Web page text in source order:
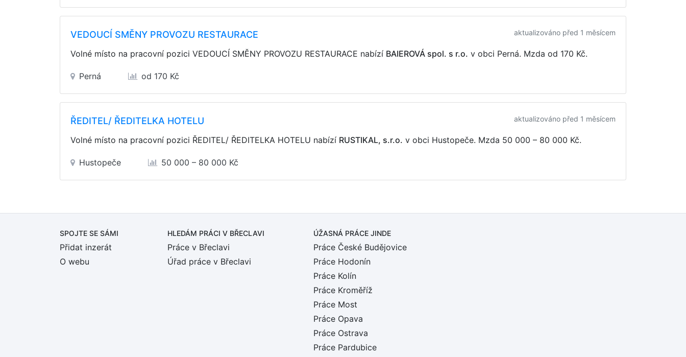
VEDOUCÍ SMĚNY PROVOZU RESTAURACE aktualizováno před 1 měsícem
Volné místo na pracovní pozici VEDOUCÍ SMĚNY PROVOZU RESTAURACE nabízí BAIEROVÁ spol. s r.o. v obci Perná. Mzda od 170 Kč.
Perná od 170 Kč
ŘEDITEL/ ŘEDITELKA HOTELU aktualizováno před 1 měsícem
Volné místo na pracovní pozici ŘEDITEL/ ŘEDITELKA HOTELU nabízí RUSTIKAL, s.r.o. v obci Hustopeče. Mzda 50 000 – 80 000 Kč.
Hustopeče 50 000 – 80 000 Kč
SPOJTE SE SÁMI
Přidat inzerát
O webu
HLEDÁM PRÁCI V BŘECLAVI
Práce v Břeclavi
Úřad práce v Břeclavi
ÚŽASNÁ PRÁCE JINDE
Práce České Budějovice
Práce Hodonín
Práce Kolín
Práce Kroměříž
Práce Most
Práce Opava
Práce Ostrava
Práce Pardubice